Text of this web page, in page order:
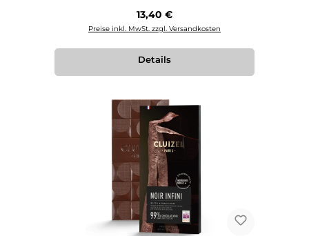
Regulärer Preis:
13,40 €
Preise inkl. MwSt. zzgl. Versandkosten
Details